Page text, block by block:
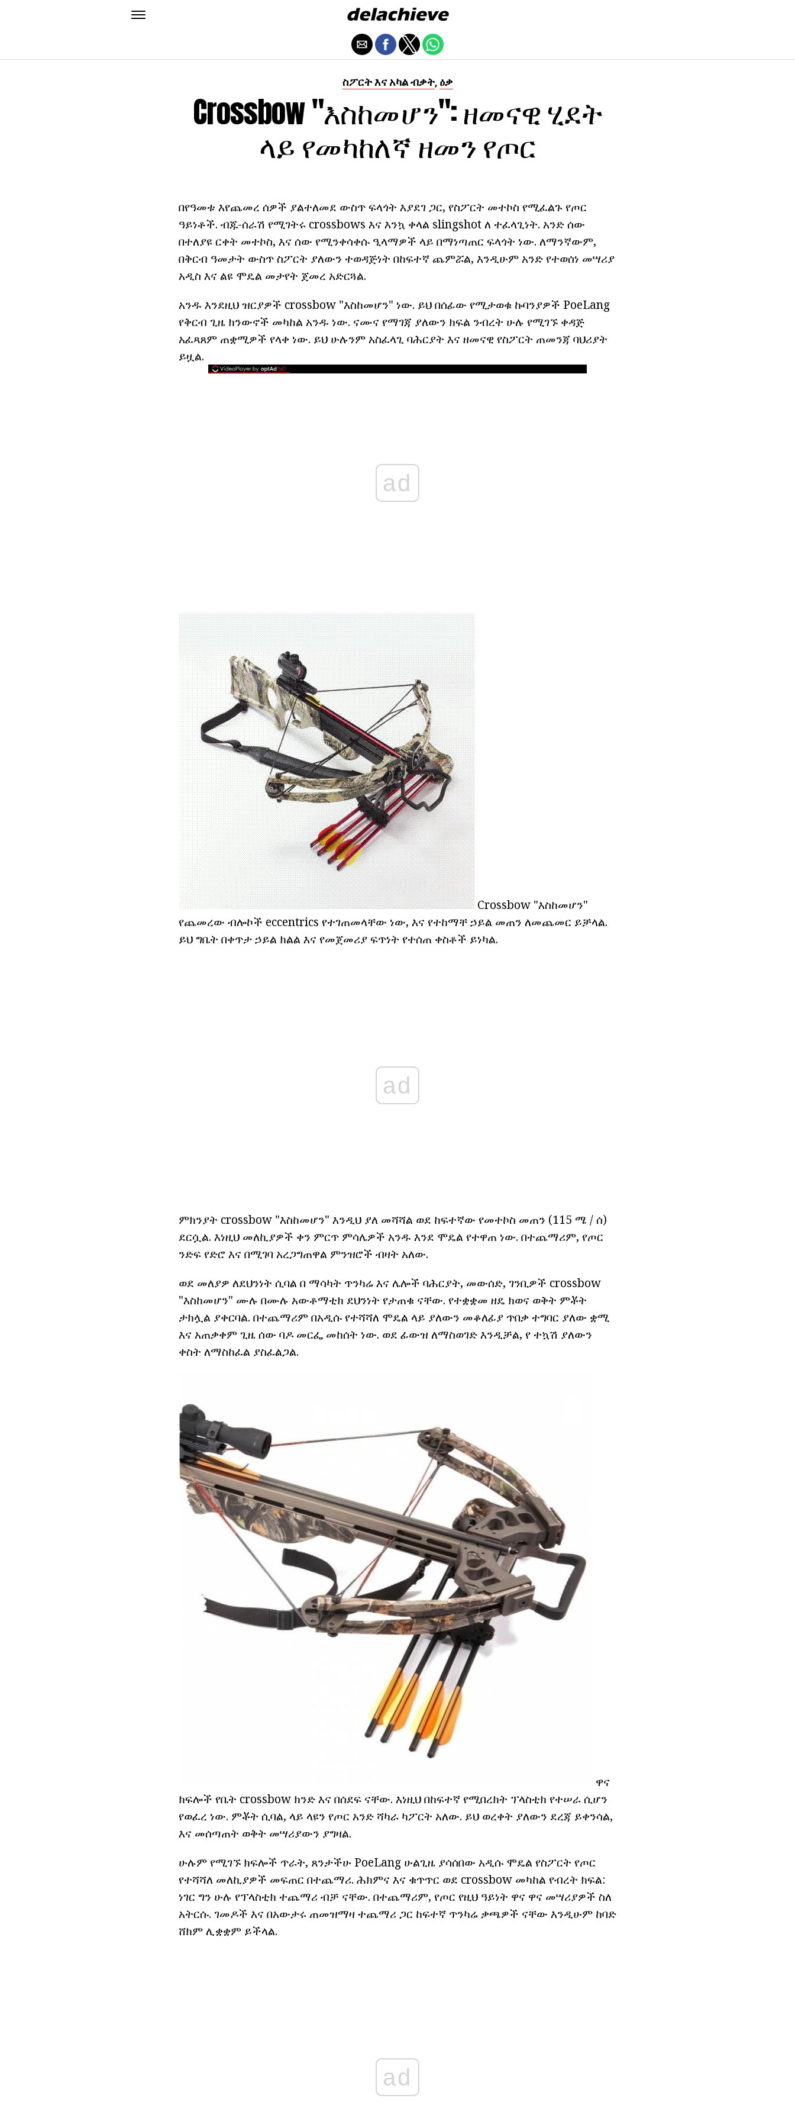
ስፖርት እና አካል ብቃት, ዕቃ
Crossbow "እስከመሆን": ዘመናዊ ሂደት
ላይ የመካከለኛ ዘመን የጦር
በየዓመቱ እየጨመረ ሰዎች ያልተለመደ ውስጥ ፍላጎት እያደገ ጋር, የስፖርት መተኮስ የሚፈልጉ የጦር
ዓይነቶች. ብጁ-ሰራሽ የሚገትሩ crossbows እና እንኳ ቀላል slingshot ለ ተፈላጊነት. አንድ ሰው
በተለያዩ ርቀት መተኮስ, እና ሰው የሚንቀሳቀሱ ዒላማዎች ላይ በማነጣጠር ፍላጎት ነው. ለማንኛውም,
በቅርብ ዓመታት ውስጥ ስፖርት ያለውን ተወዳጅነት በከፍተኛ ጨምሯል, እንዲሁም አንድ የተወሰነ መሣሪያ
አዲስ እና ልዩ ሞዴል መታየት ጀመረ አድርጓል.
አንዱ እንደዚህ ዝርያዎች crossbow "እስከመሆን" ነው. ይህ በሰፊው የሚታወቁ ኩባንያዎች PoeLang
የቅርብ ጊዜ ክንውኖች መካከል አንዱ ነው. ናሙና የማገጃ ያለውን ክፍል ንብረት ሁሉ የሚገኙ ቀዳጅ
አፈጻጸም ጠቋሚዎች የላቀ ነው. ይህ ሁሉንም አስፈላጊ ባሕርያት እና ዘመናዊ የስፖርት ጠመንጃ ባህሪያት
ይዟል.
ad
Crossbow "እስከመሆን"
የጨመረው ብሎኮች eccentrics የተገጠመላቸው ነው, እና የተከማቸ ኃይል መጠን ለመጨመር ይቻላል.
ይህ ግቤት በቀጥታ ኃይል ክልል እና የመጀመሪያ ፍጥነት የተሰጠ ቀስቶች ይነካል.
ad
ምክንያት crossbow "እስከመሆን" እንዲህ ያለ መሻሻል ወደ ከፍተኛው የመተኮስ መጠን (115 ሜ / ሰ)
ደርሷል. እነዚህ መለኪያዎች ቀን ምርጥ ምሳሌዎች አንዱ እንደ ሞዴል የተዋጠ ነው. በተጨማሪም, የጦር
ንድፍ የድሮ እና በሚገባ አረጋግጠዋል ምንዝሮች ብዛት አለው.
ወደ መለያዎ ለደህንነት ሲባል በ ማሳካት ጥንካሬ እና ሌሎች ባሕርያት, መውሰድ, ገንቢዎች crossbow
"እስከመሆን" ሙሉ በሙሉ አውቶማቲክ ደህንነት የታጠቁ ናቸው. የተቋቋመ ዘዴ ክወና ወቅት ምቾት
ታክሏል ያቀርባል. በተጨማሪም በአዲሱ የተሻሻለ ሞዴል ላይ ያለውን መቆለፊያ ጥበቃ ተግባር ያለው ቋሚ
እና አጠቃቀም ጊዜ ሰው ባዶ መርፌ መከሰት ነው. ወደ ፊውዝ ለማስወገድ እንዲቻል, የ ተኳሽ ያለውን
ቀስት ለማስከፈል ያስፈልጋል.
ዋና
ክፍሎች የቤት crossbow ክንድ እና በሰደፍ ናቸው. እነዚህ በከፍተኛ የሚበረክት ፕላስቲክ የተሠራ ሲሆን
የወፈረ ነው. ምቾት ሲባል, ላይ ላዩን የጦር አንድ ሻካራ ካፖርት አለው. ይህ ወረቀት ያለውን ደረጃ ይቀንሳል,
እና መሰጣጠት ወቅት መሣሪያውን ያግዛል.
ሁሉም የሚገኙ ክፍሎች ጥራት, ጸንታችሁ PoeLang ሁልጊዜ ያሳሰበው አዲሱ ሞዴል የስፖርት የጦር
የተሻሻለ መለኪያዎች መፍጠር በተጨማሪ. ሕክምና እና ቁጥጥር ወደ crossbow መካከል የብረት ክፍል:
ነገር ግን ሁሉ የፕላስቲክ ተጨማሪ ብቻ ናቸው. በተጨማሪም, የጦር የዚህ ዓይነት ዋና ዋና መሣሪያዎች ስለ
አትርሱ. ገመዶች እና በአውታሩ ጠመዝማዛ ተጨማሪ ጋር ከፍተኛ ጥንካሬ ቃጫዎች ናቸው እንዲሁም ከባድ
ሸክም ሊቋቋም ይችላል.
ad